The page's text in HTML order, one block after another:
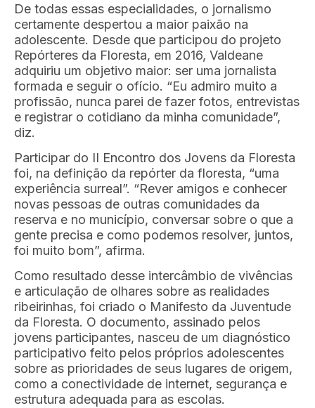
De todas essas especialidades, o jornalismo
certamente despertou a maior paixão na
adolescente. Desde que participou do projeto
Repórteres da Floresta, em 2016, Valdeane
adquiriu um objetivo maior: ser uma jornalista
formada e seguir o ofício. “Eu admiro muito a
profissão, nunca parei de fazer fotos, entrevistas
e registrar o cotidiano da minha comunidade”,
diz.
Participar do II Encontro dos Jovens da Floresta
foi, na definição da repórter da floresta, “uma
experiência surreal”. “Rever amigos e conhecer
novas pessoas de outras comunidades da
reserva e no município, conversar sobre o que a
gente precisa e como podemos resolver, juntos,
foi muito bom”, afirma.
Como resultado desse intercâmbio de vivências
e articulação de olhares sobre as realidades
ribeirinhas, foi criado o Manifesto da Juventude
da Floresta. O documento, assinado pelos
jovens participantes, nasceu de um diagnóstico
participativo feito pelos próprios adolescentes
sobre as prioridades de seus lugares de origem,
como a conectividade de internet, segurança e
estrutura adequada para as escolas.